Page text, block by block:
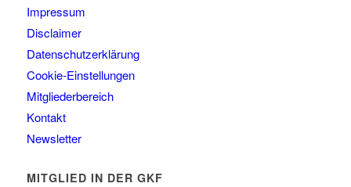
Impressum
Disclaimer
Datenschutzerklärung
Cookie-Einstellungen
Mitgliederbereich
Kontakt
Newsletter
MITGLIED IN DER GKF